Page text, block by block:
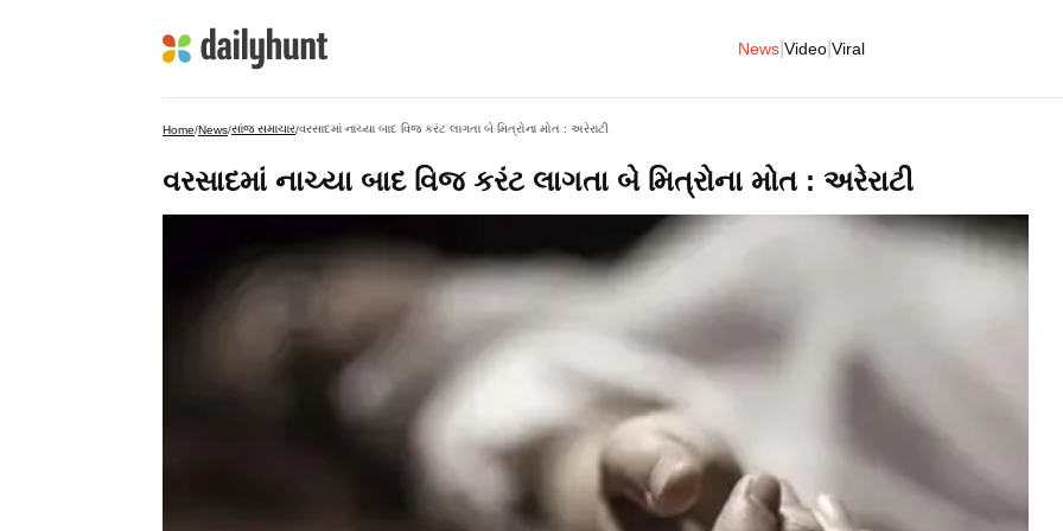
News Video Viral
Home/News/સાંજ સમાચાર/વરસાદમાં નાચ્યા બાદ વિજ કરંટ લાગતા બે મિત્રોના મોત : અરેરાટી
વરસાદમાં નાચ્યા બાદ વિજ કરંટ લાગતા બે મિત્રોના મોત : અરેરાટી